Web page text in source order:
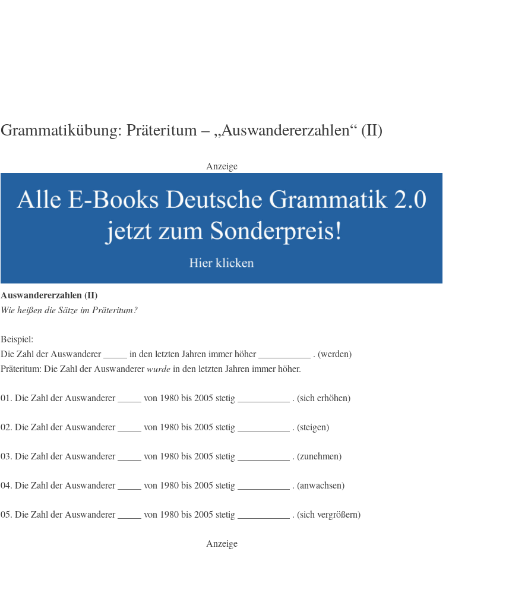
Grammatikübung: Präteritum – „Auswandererzahlen“ (II)
Anzeige
Auswandererzahlen (II)
Wie heißen die Sätze im Präteritum?
Beispiel:
Die Zahl der Auswanderer _____ in den letzten Jahren immer höher ___________ . (werden)
Präteritum: Die Zahl der Auswandererwurdein den letzten Jahren immer höher.
01. Die Zahl der Auswanderer _____ von 1980 bis 2005 stetig ___________ . (sich erhöhen)
02. Die Zahl der Auswanderer _____ von 1980 bis 2005 stetig ___________ . (steigen)
03. Die Zahl der Auswanderer _____ von 1980 bis 2005 stetig ___________ . (zunehmen)
04. Die Zahl der Auswanderer _____ von 1980 bis 2005 stetig ___________ . (anwachsen)
05. Die Zahl der Auswanderer _____ von 1980 bis 2005 stetig ___________ . (sich vergrößern)
Anzeige